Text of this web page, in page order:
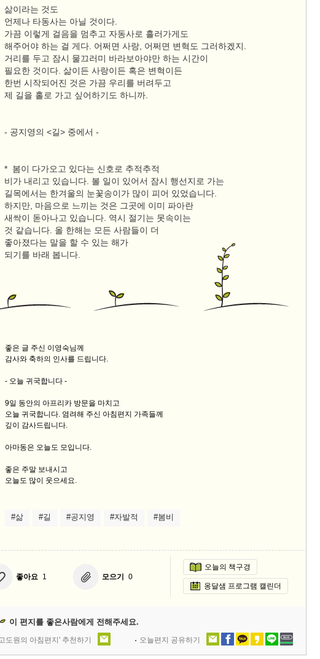
삶이라는 것도
언제나 타동사는 아닐 것이다.
가끔 이렇게 걸음을 멈추고 자동사로 흘러가게도
해주어야 하는 걸 게다. 어쩌면 사랑, 어쩌면 변혁도 그러하겠지.
거리를 두고 잠시 물끄러미 바라보아야만 하는 시간이
필요한 것이다. 삶이든 사랑이든 혹은 변혁이든
한번 시작되어진 것은 가끔 우리를 버려두고
제 길을 홀로 가고 싶어하기도 하니까.
- 공지영의 <길> 중에서 -
* 봄이 다가오고 있다는 신호로 추적추적
비가 내리고 있습니다. 볼 일이 있어서 잠시 행선지로 가는
길목에서는 한겨울의 눈꽃송이가 많이 피어 있었습니다.
하지만, 마음으로 느끼는 것은 그곳에 이미 파아란
새싹이 돋아나고 있습니다. 역시 절기는 못속이는
것 같습니다. 올 한해는 모든 사람들이 더
좋아졌다는 말을 할 수 있는 해가
되기를 바래 봅니다.
좋은 글 주신 이영숙님께
감사와 축하의 인사를 드립니다.
- 오늘 귀국합니다 -
9일 동안의 아프리카 방문을 마치고
오늘 귀국합니다. 염려해 주신 아침편지 가족들께
깊이 감사드립니다.
아마동은 오늘도 모입니다.
좋은 주말 보내시고
오늘도 많이 웃으세요.
#삶 #길 #공지영 #자발적 #봄비
좋아요 1 모으기 0
오늘의 책구경
옹달샘 프로그램 캘린더
이 편지를 좋은사람에게 전해주세요.
도원의 아침편지' 추천하기 오늘편지 공유하기